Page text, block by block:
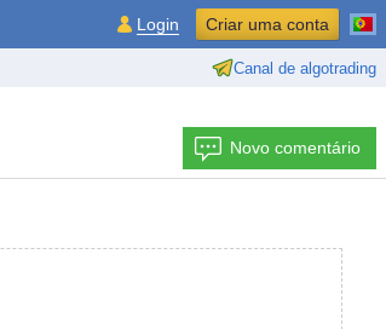
Canal de algotrading
Login Criar uma conta
Novo comentário